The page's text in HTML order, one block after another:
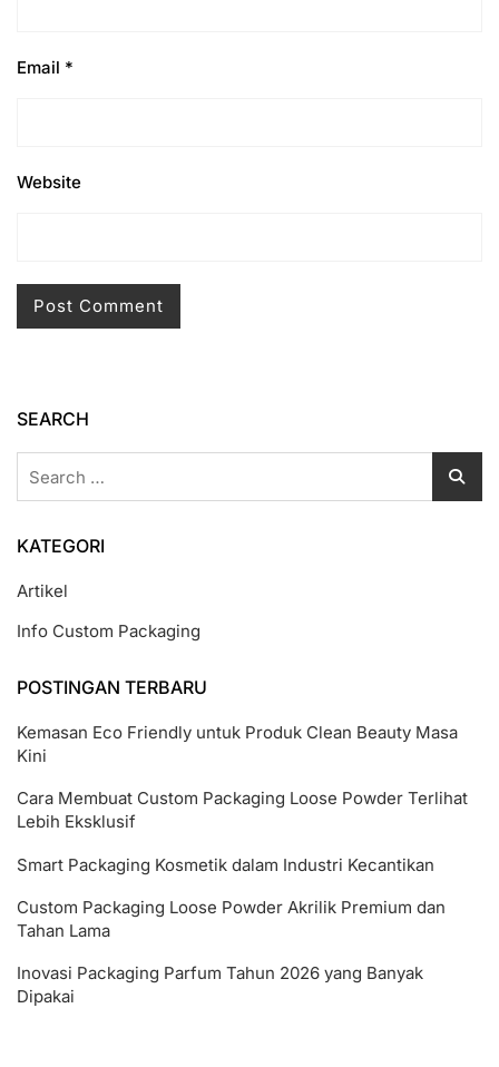
Email *
Website
SEARCH
KATEGORI
Artikel
Info Custom Packaging
POSTINGAN TERBARU
Kemasan Eco Friendly untuk Produk Clean Beauty Masa
Kini
Cara Membuat Custom Packaging Loose Powder Terlihat
Lebih Eksklusif
Smart Packaging Kosmetik dalam Industri Kecantikan
Custom Packaging Loose Powder Akrilik Premium dan
Tahan Lama
Inovasi Packaging Parfum Tahun 2026 yang Banyak
Dipakai